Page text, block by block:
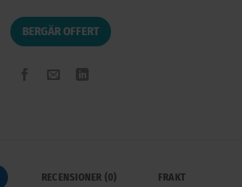
BERGÄR OFFERT
RECENSIONER (0) FRAKT